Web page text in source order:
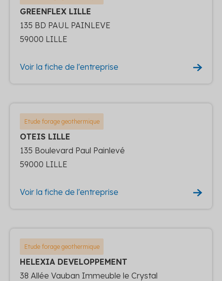
GREENFLEX LILLE
135 BD PAUL PAINLEVE
59000 LILLE
Voir la fiche de l'entreprise
Etude forage geothermique
OTEIS LILLE
135 Boulevard Paul Painlevé
59000 LILLE
Voir la fiche de l'entreprise
Etude forage geothermique
HELEXIA DEVELOPPEMENT
38 Allée Vauban Immeuble le Crystal